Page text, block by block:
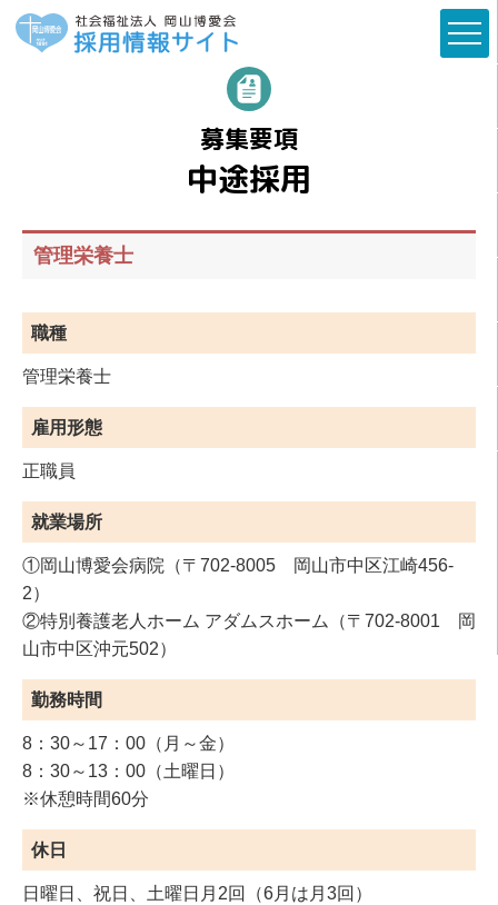
募集要項
中途採用
管理栄養士
職種
管理栄養士
雇用形態
正職員
就業場所
①岡山博愛会病院（〒702-8005 岡山市中区江崎456-
2）
②特別養護老人ホーム アダムスホーム（〒702-8001 岡
山市中区沖元502）
勤務時間
8：30～17：00（月～金）
8：30～13：00（土曜日）
※休憩時間60分
休日
日曜日、祝日、土曜日月2回（6月は月3回）